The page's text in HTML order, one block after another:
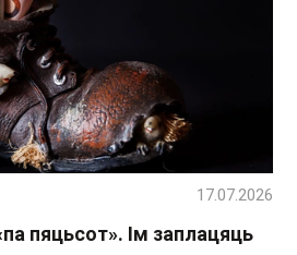
пяцьсот». Ім заплацяць
17.07.2026